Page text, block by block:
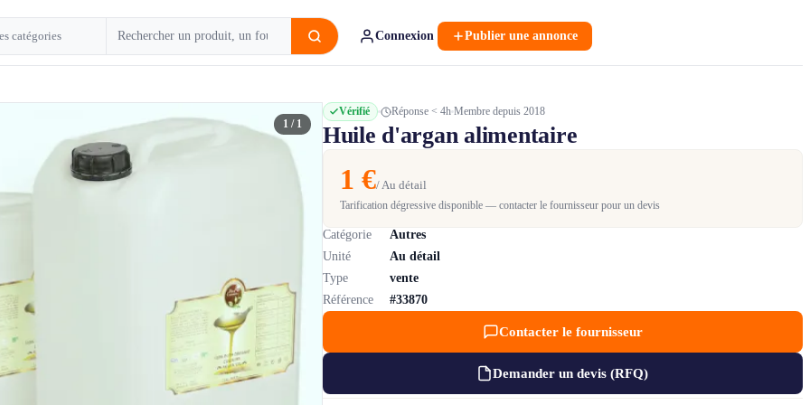
Connexion Publier une annonce
1 / 1
Vérifié Réponse < 4h Membre depuis 2018
Huile d'argan alimentaire
1 €/ Au détail
Tarification dégressive disponible — contacter le fournisseur pour un devis
Catégorie
Autres
Unité
Au détail
Type
vente
Référence
#33870
Contacter le fournisseur
Demander un devis (RFQ)